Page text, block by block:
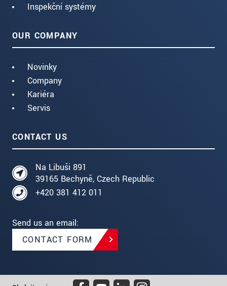
Inspekční systémy
OUR COMPANY
Novinky
Company
Kariéra
Servis
CONTACT US
Na Libuši 891
39165 Bechyně, Czech Republic
+420 381 412 011
Send us an email:
CONTACT FORM